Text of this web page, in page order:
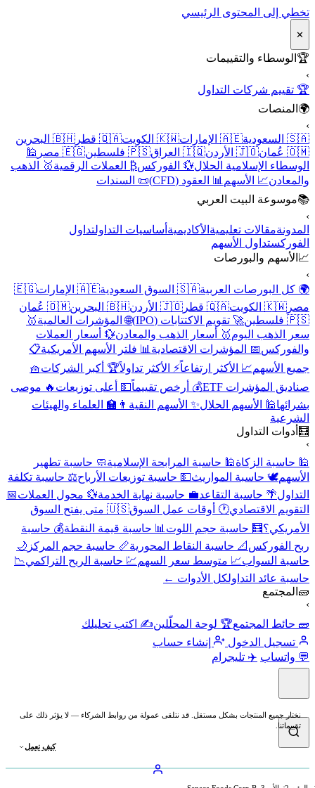
تخطي إلى المحتوى الرئيسي
✕
🏆الوسطاء والتقييمات
🏆 تقييم شركات التداول
🌍المنصات
🇸🇦 السعودية
🇦🇪 الإمارات 🇰🇼 الكويت 🇶🇦 قطر
🇧🇭 البحرين
🇴🇲 عُمان
🇯🇴 الأردن 🇮🇶 العراق 🇵🇸 فلسطين 🇪🇬 مصر
🕌
الوسطاء الإسلامية الحلال 💱 الفوركس ₿ العملات الرقمية🥇 الذهب
والمعادن📈 الأسهم📊 العقود (CFD)
📜 السندات
📚موسوعة البيت العربي
المدونةمقالات تعليميةالأكاديميةأساسيات التداولتداول
الفوركستداول الأسهم
📈الأسهم والبورصات
🌍 كل البورصات العربية🇸🇦 السوق السعودية 🇦🇪 الإمارات
🇪🇬
مصر 🇰🇼 الكويت 🇶🇦 قطر 🇯🇴 الأردن 🇧🇭 البحرين
🇴🇲 عُمان
🇵🇸 فلسطين
🚀 تقويم الاكتتابات (IPO) 🌐 المؤشرات العالمية🥇
سعر الذهب اليوم🥇 أسعار الذهب والمعادن💱 أسعار العملات
والفوركس 📅 المؤشرات الاقتصادية📊 فلتر الأسهم الأمريكية📋
جميع الأسهم📈 الأكثر ارتفاعاً⚡ الأكثر تداولاً🏆 أكبر الشركات🧺
صناديق المؤشرات ETF
💰 أرخص تقييماً💵 أعلى توزيعات🔥 موصى
بشرائها🕌 الأسهم الحلال ✨ الأسهم النقية👨‍🏫 العلماء والهيئات
الشرعية
🧮أدوات التداول
🕌 حاسبة الزكاة🕌 حاسبة المرابحة الإسلامية🧼 حاسبة تطهير
الأسهم🕊️ حاسبة المواريث💵 حاسبة توزيعات الأرباح⚖️ حاسبة تكلفة
التداول 🌴 حاسبة التقاعد💼 حاسبة نهاية الخدمة💱 محول العملات📅
التقويم الاقتصادي🕐 أوقات عمل السوق
🇺🇸 متى يفتح السوق
الأمريكي؟🧮 حاسبة حجم اللوت📊 حاسبة قيمة النقطة💰 حاسبة
ربح الفوركس 📐 حاسبة النقاط المحورية📏 حاسبة حجم المركز 🌙
حاسبة السواب📈 متوسط سعر السهم💹 حاسبة الربح التراكمي 📉
حاسبة عائد التداولكل الأدوات ←
🧱المجتمع
🧱 حائط المجتمع🏆 لوحة المحلّلين✍️ اكتب تحليلك
تسجيل الدخول
إنشاء حساب
💬 واتساب ✈️ تليجرام
نختار جميع المنتجات بشكل مستقل. قد نتلقى عمولة من روابط الشركاء — لا يؤثر ذلك على
تقييماتنا.
كيف نعمل